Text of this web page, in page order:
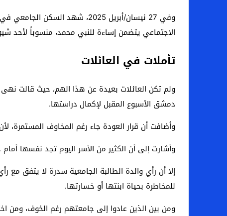
وفي 27 نيسان/أبريل 2025،
الاجتماعي يتضمن إساءة للنبي محمد، منسوباً لأحد
تأملات في العائلات
ولم تكن العائلات بعيدة عن هذا الهم، حيث قالت نهى
دمشق الأسبوع المقبل لإكمال دراستها.
وأضافت أن قرار العودة جاء رغم المخاوف
وأشارت إلى أن الكثير من الأسر اليوم تجد نفسها
إلا أن رأي والدة الطالبة الجامعية سدرة لا يتفق
للمخاطرة بحياة ابنتها أو خسارتها.
ومن بين الذين عادوا إلى جامعتهم رغم الخوف، ومن